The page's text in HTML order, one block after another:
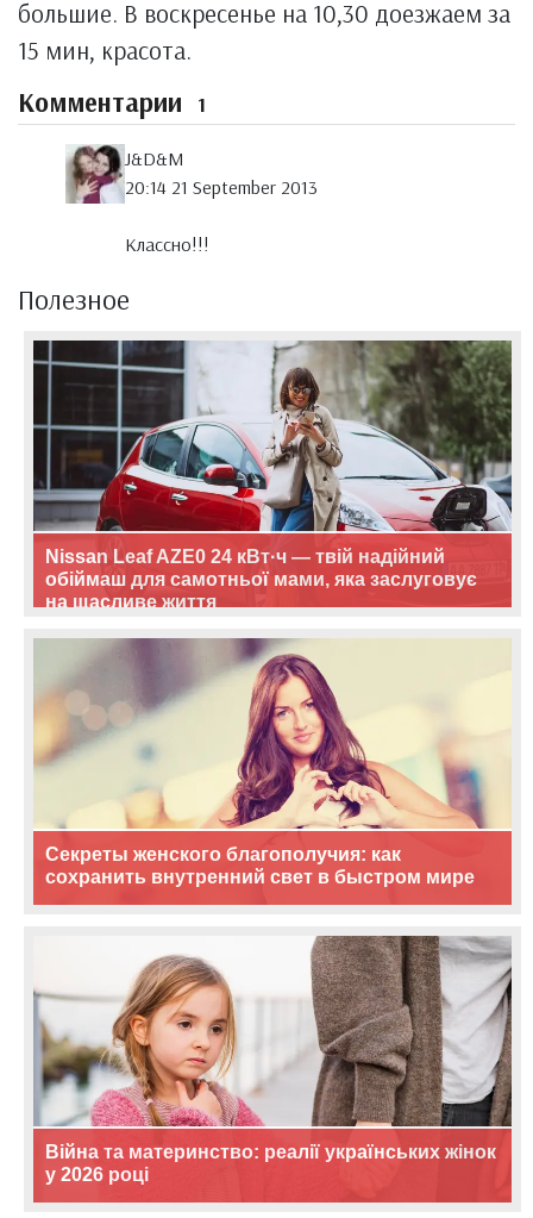
большие. В воскресенье на 10,30 доезжаем за
15 мин, красота.
Комментарии 1
J&D&M
20:14 21 September 2013
Классно!!!
Полезное
Nissan Leaf AZE0 24 кВт·ч — твій надійний
обіймаш для самотньої мами, яка заслуговує
на щасливе життя
Секреты женского благополучия: как
сохранить внутренний свет в быстром мире
Війна та материнство: реалії українських жінок
у 2026 році